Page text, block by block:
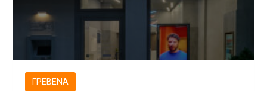
ΓΡΕΒΕΝΆ